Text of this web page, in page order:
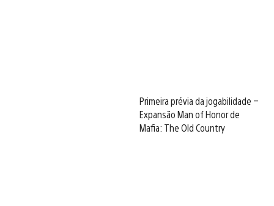
Primeira prévia da jogabilidade –
Expansão Man of Honor de
Mafia: The Old Country